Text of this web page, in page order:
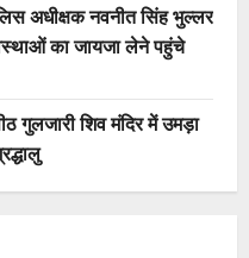
अधीक्षक नवनीत सिंह भुल्लर
का जायजा लेने पहुंचे
गुलजारी शिव मंदिर में उमड़ा